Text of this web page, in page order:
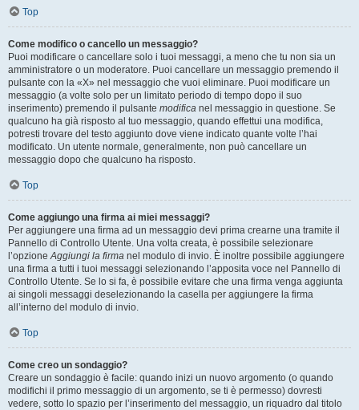
Top
Come modifico o cancello un messaggio?
Puoi modificare o cancellare solo i tuoi messaggi, a meno che tu non sia un
amministratore o un moderatore. Puoi cancellare un messaggio premendo il
pulsante con la «X» nel messaggio che vuoi eliminare. Puoi modificare un
messaggio (a volte solo per un limitato periodo di tempo dopo il suo
inserimento) premendo il pulsante modifica nel messaggio in questione. Se
qualcuno ha già risposto al tuo messaggio, quando effettui una modifica,
potresti trovare del testo aggiunto dove viene indicato quante volte l’hai
modificato. Un utente normale, generalmente, non può cancellare un
messaggio dopo che qualcuno ha risposto.
Top
Come aggiungo una firma ai miei messaggi?
Per aggiungere una firma ad un messaggio devi prima crearne una tramite il
Pannello di Controllo Utente. Una volta creata, è possibile selezionare
l’opzioneAggiungi la firma nel modulo di invio. È inoltre possibile aggiungere
una firma a tutti i tuoi messaggi selezionando l’apposita voce nel Pannello di
Controllo Utente. Se lo si fa, è possibile evitare che una firma venga aggiunta
ai singoli messaggi deselezionando la casella per aggiungere la firma
all’interno del modulo di invio.
Top
Come creo un sondaggio?
Creare un sondaggio è facile: quando inizi un nuovo argomento (o quando
modifichi il primo messaggio di un argomento, se ti è permesso) dovresti
vedere, sotto lo spazio per l’inserimento del messaggio, un riquadro dal titolo